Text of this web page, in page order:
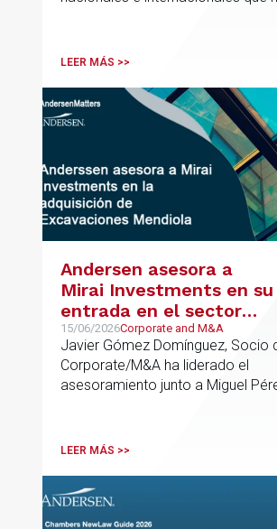
innovación o la equidad educativa
LEER MÁS >>
Andersen asesora a
Mirai Investments en su
entrada en el sector
medioambiental con la
adquisición de la
vasca Excavaciones
Mendiola
15/06/2026Corporate and M&A
Javier Gómez Domínguez, Socio
Corporate/M&A ha liderado el
asesoramiento junto a Miguel
LEER MÁS >>